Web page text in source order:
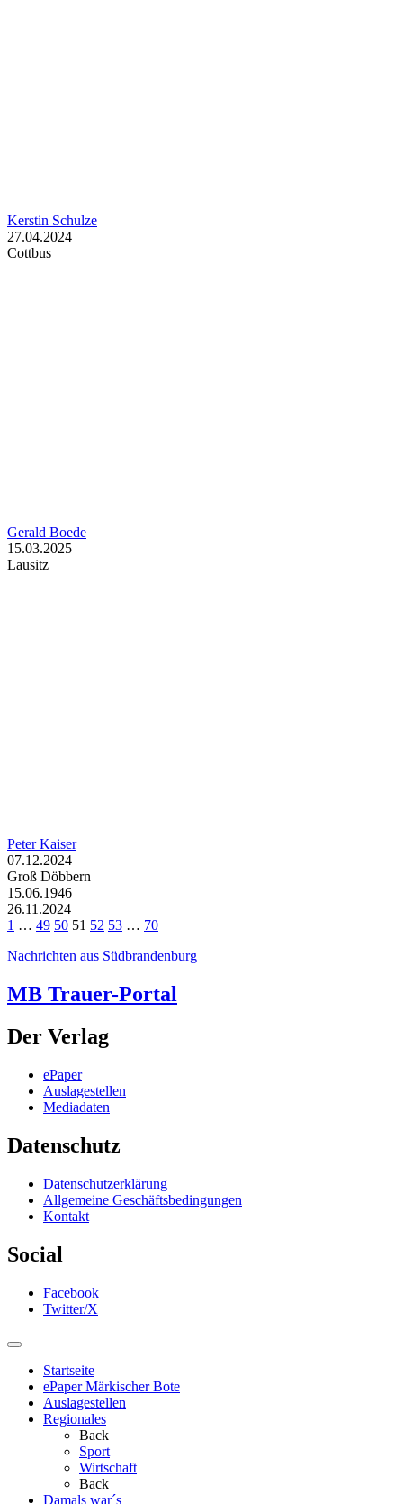
Kerstin Schulze
27.04.2024
Cottbus
Gerald Boede
15.03.2025
Lausitz
Peter Kaiser
07.12.2024
Groß Döbbern
15.06.1946
26.11.2024
1 … 49 50 51 52 53 … 70
Nachrichten aus Südbrandenburg
MB Trauer-Portal
Der Verlag
ePaper
Auslagestellen
Mediadaten
Datenschutz
Datenschutzerklärung
Allgemeine Geschäftsbedingungen
Kontakt
Social
Facebook
Twitter/X
Startseite
ePaper Märkischer Bote
Auslagestellen
Regionales
Back
Sport
Wirtschaft
Back
Damals war´s